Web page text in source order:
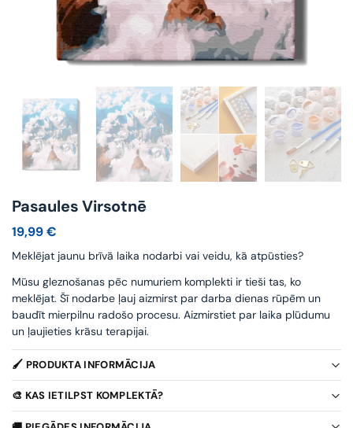
Pasaules Virsotnē
19,99€
Meklējat jaunu brīvā laika nodarbi vai veidu, kā atpūsties?
Mūsu gleznošanas pēc numuriem komplekti ir tieši tas, ko
meklējat. Šī nodarbe ļauj aizmirst par darba dienas rūpēm un
baudīt mierpilnu radošo procesu. Aizmirstiet par laika plūdumu
un ļaujieties krāsu terapijai.
🖌️ PRODUKTA INFORMĀCIJA
🎨 KAS IETILPST KOMPLEKTĀ?